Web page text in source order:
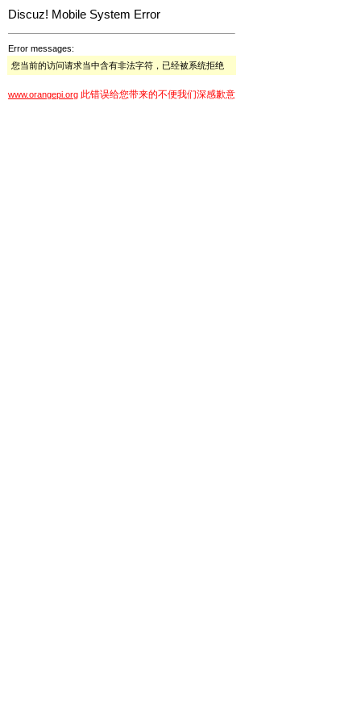
Discuz! Mobile System Error
Error messages:
您当前的访问请求当中含有非法字符，已经被系统拒绝
www.orangepi.org 此错误给您带来的不便我们深感歉意